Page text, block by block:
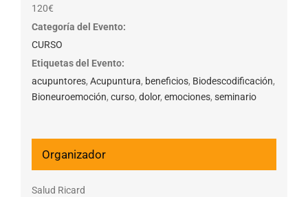
120€
Categoría del Evento:
CURSO
Etiquetas del Evento:
acupuntores, Acupuntura, beneficios, Biodescodificación,
Bioneuroemoción, curso, dolor, emociones, seminario
Organizador
Salud Ricard